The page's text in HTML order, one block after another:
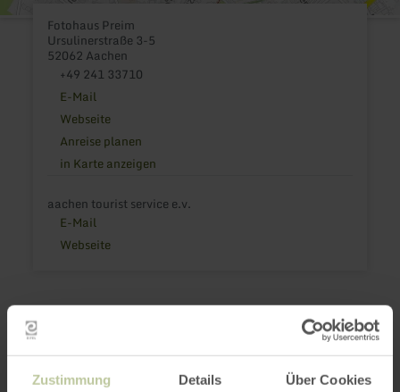
Zustimmung Details Über Cookies
Fotohaus Preim
Ursulinerstraße 3-5
52062 Aachen
+49 241 33710
E-Mail
Webseite
Anreise planen
in Karte anzeigen
aachen tourist service e.v.
E-Mail
Webseite
Das könnte auch